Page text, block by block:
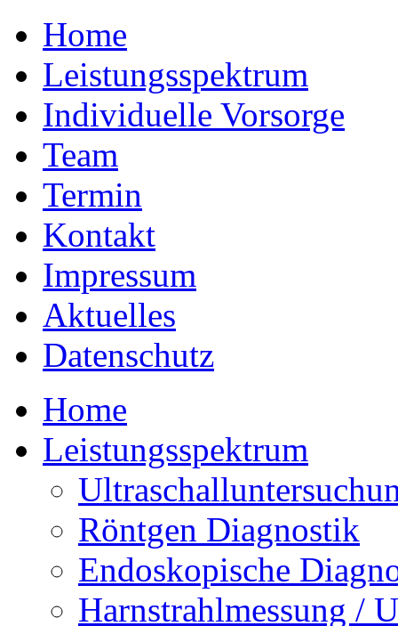
Home
Leistungsspektrum
Individuelle Vorsorge
Team
Termin
Kontakt
Impressum
Aktuelles
Datenschutz
Home
Leistungsspektrum
Röntgen Diagnostik
Endoskopische
Harnstrahlmessung /